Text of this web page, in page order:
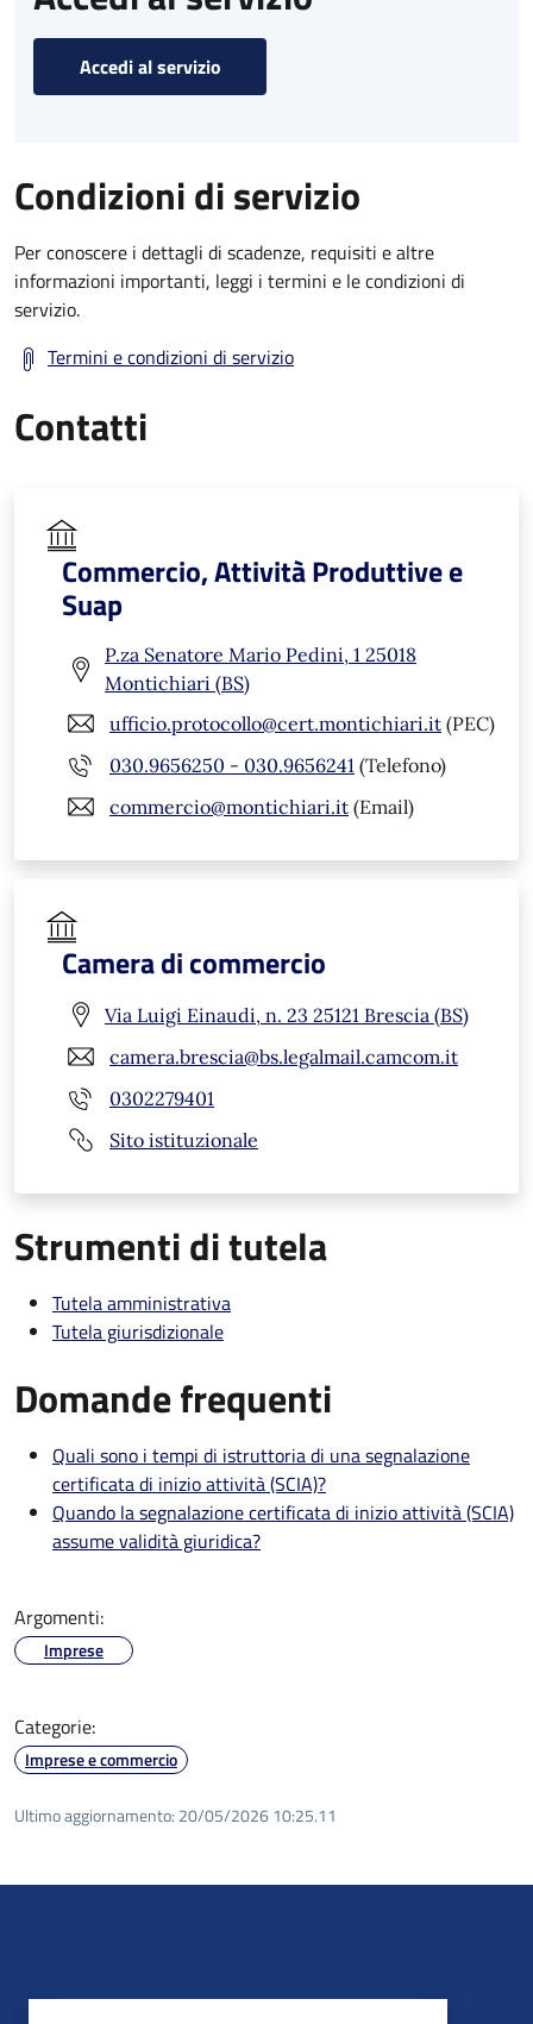
Accedi al servizio
Condizioni di servizio
Per conoscere i dettagli di scadenze, requisiti e altre
informazioni importanti, leggi i termini e le condizioni di
servizio.
Termini e condizioni di servizio
Contatti
Commercio, Attività Produttive e
Suap
P.za Senatore Mario Pedini, 1 25018
Montichiari (BS)
ufficio.protocollo@cert.montichiari.it (PEC)
030.9656250 - 030.9656241 (Telefono)
commercio@montichiari.it (Email)
Camera di commercio
Via Luigi Einaudi, n. 23 25121 Brescia (BS)
camera.brescia@bs.legalmail.camcom.it
0302279401
Sito istituzionale
Strumenti di tutela
Tutela amministrativa
Tutela giurisdizionale
Domande frequenti
Quali sono i tempi di istruttoria di una segnalazione
certificata di inizio attività (SCIA)?
Quando la segnalazione certificata di inizio attività (SCIA)
assume validità giuridica?
Argomenti:
Imprese
Categorie:
Imprese e commercio
Ultimo aggiornamento: 20/05/2026 10:25.11